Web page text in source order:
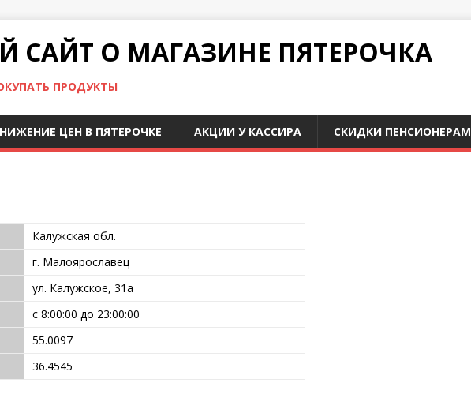
О МАГАЗИНЕ ПЯТЕРОЧКА
ПРОДУКТЫ
ЦЕН В ПЯТЕРОЧКЕ АКЦИИ У КАССИРА СКИДКИ ПЕНСИОНЕРАМ
Калужская обл.
г. Малоярославец
ул. Калужское, 31а
с 8:00:00 до 23:00:00
55.0097
36.4545